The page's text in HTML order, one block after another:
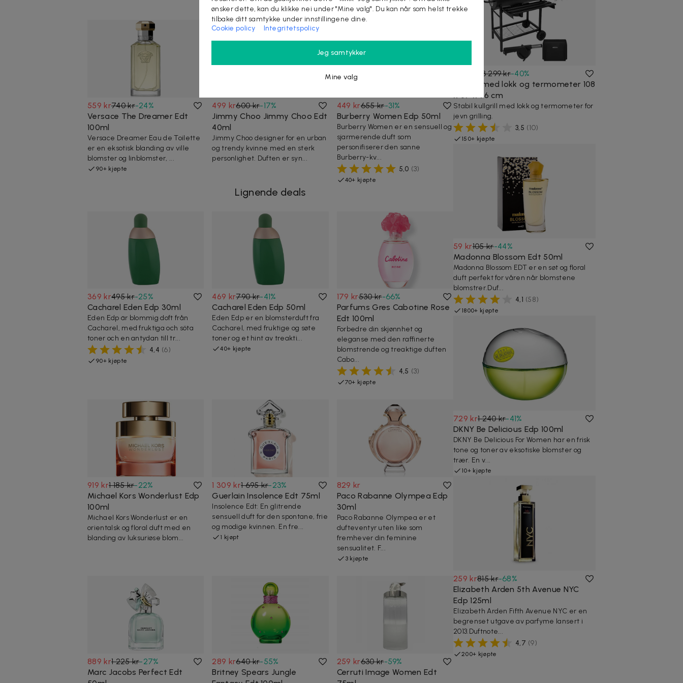
6 kjøpte
559 kr740 kr-24%
Versace The Dreamer Edt
100ml
Versace Dreamer Eau de Toilette
er en eksotisk blanding av ville
blomster og linblomster, ...
90+ kjøpte
499 kr600 kr-17%
Jimmy Choo Jimmy Choo Edt
40ml
Jimmy Choo designer for en urban
og trendy kvinne med en sterk
personlighet. Duften er syn...
449 kr655 kr-31%
Burberry Women Edp 50ml
Burberry Women er en sensuell og
sjarmerende duft som
personifiserer den sanne
Burberry-kv...
5,0 (3)
40+ kjøpte
Lignende deals
369 kr495 kr-25%
Cacharel Eden Edp 30ml
Eden Edp är blommig doft från
Cacharel, med fruktiga och söta
toner och en antydan till tr...
4,4 (6)
90+ kjøpte
469 kr790 kr-41%
Cacharel Eden Edp 50ml
Eden Edp er en blomsterduft fra
Cacharel, med fruktige og søte
toner og et hint av treakti...
40+ kjøpte
179 kr530 kr-66%
Parfums Gres Cabotine Rose
Edt 100ml
Forbedre din skjønnhet og
eleganse med den raffinerte
blomstrende og treaktige duften
Cabo...
4,5 (3)
70+ kjøpte
919 kr1 185 kr-22%
Michael Kors Wonderlust Edp
100ml
Michael Kors Wonderlust er en
orientalsk og floral duft med en
blanding av luksuriøse blom...
1 309 kr1 695 kr-23%
Guerlain Insolence Edt 75ml
Insolence Edt: En glitrende
sensuell duft for den spontane, frie
og modige kvinnen. En fre...
1 kjøpt
829 kr
Paco Rabanne Olympea Edp
30ml
Paco Rabanne Olympea er et
dufteventyr uten like som
fremhever din feminine
sensualitet. F...
3 kjøpte
889 kr1 225 kr-27%
Marc Jacobs Perfect Edt
289 kr640 kr-55%
Britney Spears Jungle
259 kr630 kr-59%
Cerruti Image Women Edt
3 299 kr-40%
Kullgrill med lokk og termometer 108
x 67 x 96 cm
Stabil kullgrill med lokk og termometer for
jevn grilling.
3,5 (10)
150+ kjøpte
59 kr105 kr-44%
Madonna Blossom Edt 50ml
Madonna Blossom EDT er en søt og floral
duft perfekt for våren når blomstene
blomstrer.Duf...
4,1 (58)
1800+ kjøpte
729 kr1 240 kr-41%
DKNY Be Delicious Edp 100ml
DKNY Be Delicious For Women har en frisk
tone og toner av eksotiske blomster og
trær. En v...
10+ kjøpte
259 kr815 kr-68%
Elizabeth Arden 5th Avenue NYC
Edp 125ml
Elizabeth Arden Fifth Avenue NYC er en
begrenset utgave av parfyme lansert i
2013.Duftnote...
4,7 (9)
200+ kjøpte
ønsker dette, kan du klikke nei under "Mine valg". Du kan når som helst trekke
tilbake ditt samtykke under innstillingene dine.
Cookie policy
Integritetspolicy
Jeg samtykker
Mine valg